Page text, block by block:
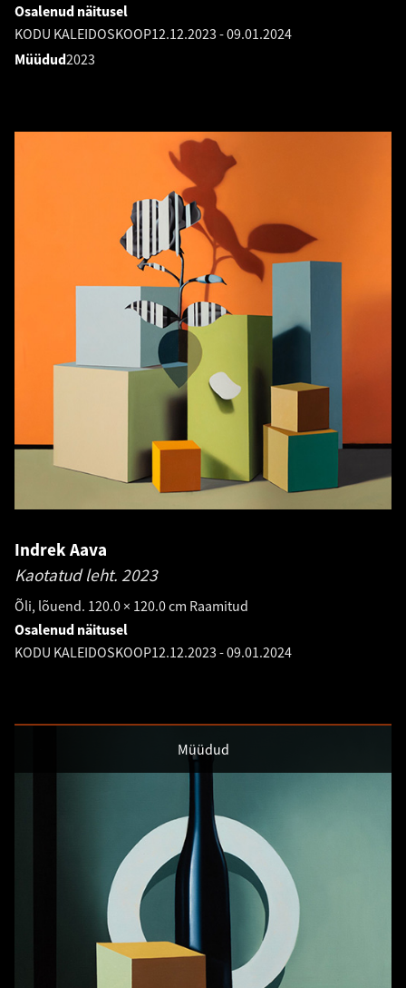
Osalenud näitusel
KODU KALEIDOSKOOP12.12.2023 -09.01.2024
Müüdud2023
Indrek Aava
Kaotatud leht. 2023
Õli, lõuend. 120.0 × 120.0 cm Raamitud
Osalenud näitusel
KODU KALEIDOSKOOP12.12.2023 -09.01.2024
Müüdud